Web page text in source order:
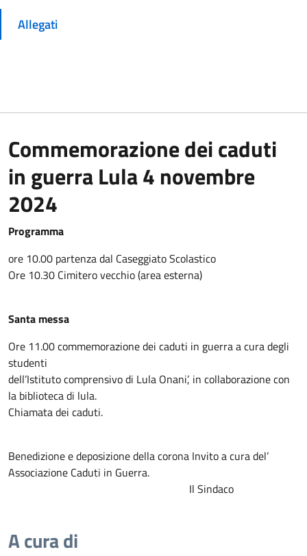
Allegati
Commemorazione dei caduti
in guerra Lula 4 novembre
2024
Programma
ore 10.00 partenza dal Caseggiato Scolastico
Ore 10.30 Cimitero vecchio (area esterna)
Santa messa
Ore 11.00 commemorazione dei caduti in guerra a cura degli
studenti
dell’Istituto comprensivo di Lula Onani’, in collaborazione con
la biblioteca di lula.
Chiamata dei caduti.
Benedizione e deposizione della corona Invito a cura del’
Associazione Caduti in Guerra.
Il Sindaco
A cura di